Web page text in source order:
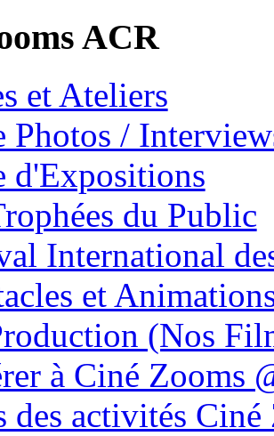
ACR
et Ateliers
Photos /
d'Expositions
du Public
International
et
(Nos
à Ciné Zooms
des activités Ciné